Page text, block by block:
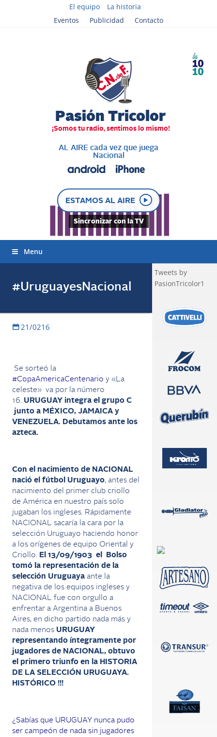
El equipo
La historia
Eventos
Publicidad Contacto
AL AIRE cada vez que juega
Nacional
ESTAMOS AL AIRE
Sincronizar con la TV
Menu
#UruguayesNacional
21/0216
‬ Se sorteó la
#‎CopaAmericaCentenario y «La
celeste» va por la número
16. URUGUAY integra el grupo C
junto a MÉXICO, JAMAICA y
VENEZUELA. Debutamos ante los
azteca.
Con el nacimiento de NACIONAL
nació el fútbol Uruguayo, antes del
nacimiento del primer club criollo
de América en nuestro país solo
jugaban los ingleses. Rápidamente
NACIONAL sacaría la cara por la
selección Uruguayo haciendo honor
a los orígenes de equipo Oriental y
Criollo. El 13/09/1903 el Bolso
tomó la representación de la
selección Uruguaya ante la
negativa de los equipos ingleses y
NACIONAL fue con orgullo a
enfrentar a Argentina a Buenos
Aires, en dicho partido nada más y
nada menos URUGUAY
representando íntegramente por
jugadores de NACIONAL, obtuvo
el primero triunfo en la HISTORIA
DE LA SELECCIÓN URUGUAYA.
HISTÓRICO !!!
¿Sabías que URUGUAY nunca pudo
ser campeón de nada sin jugadores
Tweets by
PasionTricolor1